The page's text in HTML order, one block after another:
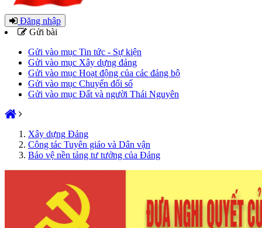
Đăng nhập
Gửi bài
Gửi vào mục Tin tức - Sự kiện
Gửi vào mục Xây dựng đảng
Gửi vào mục Hoạt động của các đảng bộ
Gửi vào mục Chuyển đổi số
Gửi vào mục Đất và người Thái Nguyên
Xây dựng Đảng
Công tác Tuyên giáo và Dân vận
Bảo vệ nền tảng tư tưởng của Đảng